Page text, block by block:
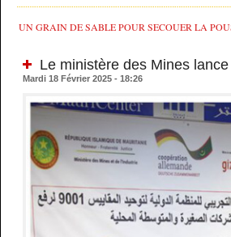
UN GRAIN DE SABLE POUR SECOUER LA
Le ministère des Mines
Mardi 18 Février 2025 - 18:26